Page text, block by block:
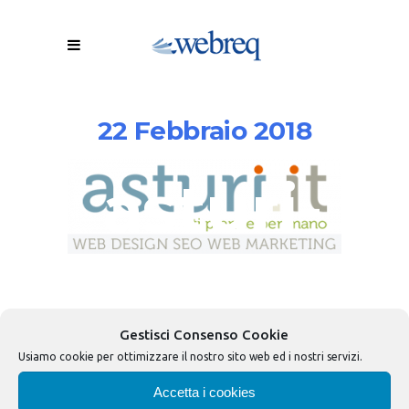
Gestisci Consenso Cookie
Usiamo cookie per ottimizzare il nostro sito web ed i nostri servizi.
Accetta i cookies
22 Febbraio 2018
asturi-
design-